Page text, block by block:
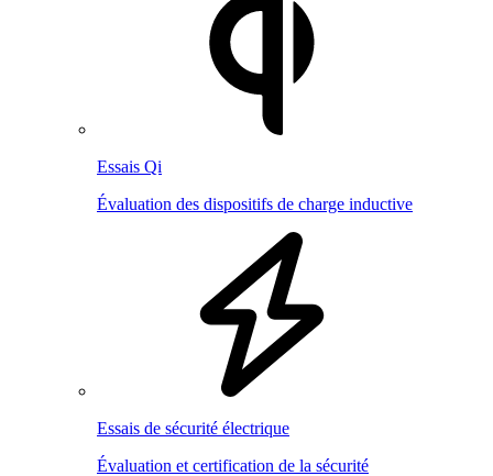
Essais Qi
Évaluation des dispositifs de charge inductive
Essais de sécurité électrique
Évaluation et certification de la sécurité